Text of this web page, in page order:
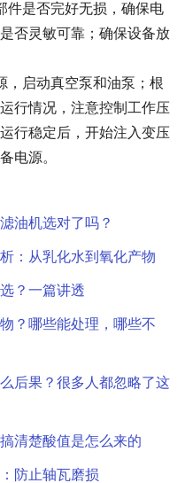
是否完好无损，确保电
否灵敏可靠；确保设备放
启动真空泵和油泵；根
行情况，注意控制工作压
行稳定后，开始注入变压
电源。
油机选对了吗？
：从乳化水到氧化产物
？一篇讲透
？哪些能处理，哪些不
后果？很多人都忽略了这
清楚酸值是怎么来的
防止轴瓦磨损